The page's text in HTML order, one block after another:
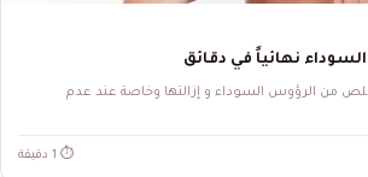
نهائياً في دقائق
من الرؤوس السوداء و إزالتها وخاصة عند عدم
⏱ 1 دقيقة